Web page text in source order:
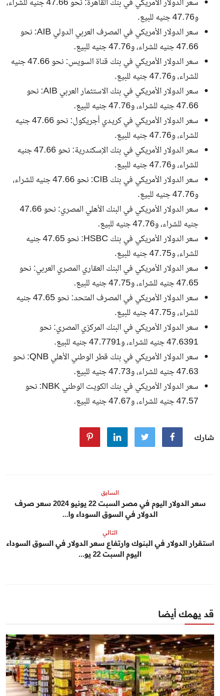
و47.76 جنيه للبيع.
سعر الدولار الأمريكي في المصرف العربي الدولي AIB: نحو
47.66 جنيه للشراء، و47.76 جنيه للبيع.
سعر الدولار الأمريكي في بنك قناة السويس: نحو 47.66 جنيه
للشراء، و47.76 جنيه للبيع.
سعر الدولار الأمريكي في بنك الاستثمار العربي AIB: نحو
47.66 جنيه للشراء، و47.76 جنيه للبيع.
سعر الدولار الأمريكي في كريدي أجريكول: نحو 47.66 جنيه
للشراء، و47.76 جنيه للبيع.
سعر الدولار الأمريكي في بنك الإسكندرية: نحو 47.66 جنيه
للشراء، و47.76 جنيه للبيع.
سعر الدولار الأمريكي في بنك CIB: نحو 47.66 جنيه للشراء،
و47.76 جنيه للبيع.
سعر الدولار الأمريكي في البنك الأهلي المصري: نحو 47.66
جنيه للشراء، و47.76 جنيه للبيع.
سعر الدولار الأمريكي في بنك HSBC: نحو 47.65 جنيه
للشراء، و47.75 جنيه للبيع.
سعر الدولار الأمريكي في البنك العقاري المصري العربي: نحو
47.65 جنيه للشراء، و47.75 جنيه للبيع.
سعر الدولار الأمريكي في المصرف المتحد: نحو 47.65 جنيه
للشراء، و47.75 جنيه للبيع.
سعر الدولار الأمريكي في البنك المركزي المصري: نحو
47.6391 جنيه للشراء، و47.7791 جنيه للبيع.
سعر الدولار الأمريكي في بنك قطر الوطني الأهلي QNB: نحو
47.63 جنيه للشراء، و47.73 جنيه للبيع.
سعر الدولار الأمريكي في بنك الكويت الوطني NBK: نحو
47.57 جنيه للشراء، و47.67 جنيه للبيع.
شارك
السابق
سعر الدولار اليوم في مصر السبت 22 يونيو 2024 سعر صرف
الدولار في السوق السوداء وا...
التالي
استقرار الدولار في البنوك وارتفاع سعر الدولار في السوق السوداء
اليوم السبت 22 يو...
قد يهمك أيضا